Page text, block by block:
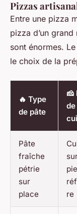
Pizzas
Entre une pizza
pizza d’un
sont énormes.
le choix de la
🔥 Type
de pâte
🧀
de
Pâte
fraîche
pétrie
sur
place
re